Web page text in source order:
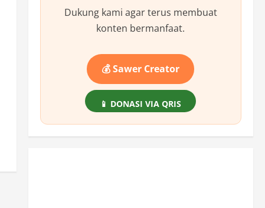
Dukung kami agar terus membuat
konten bermanfaat.
💰 Sawer Creator
📱 DONASI VIA QRIS